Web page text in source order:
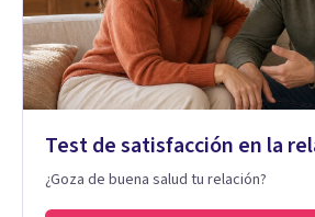
Test de satisfacción en la
¿Goza de buena salud tu relación?